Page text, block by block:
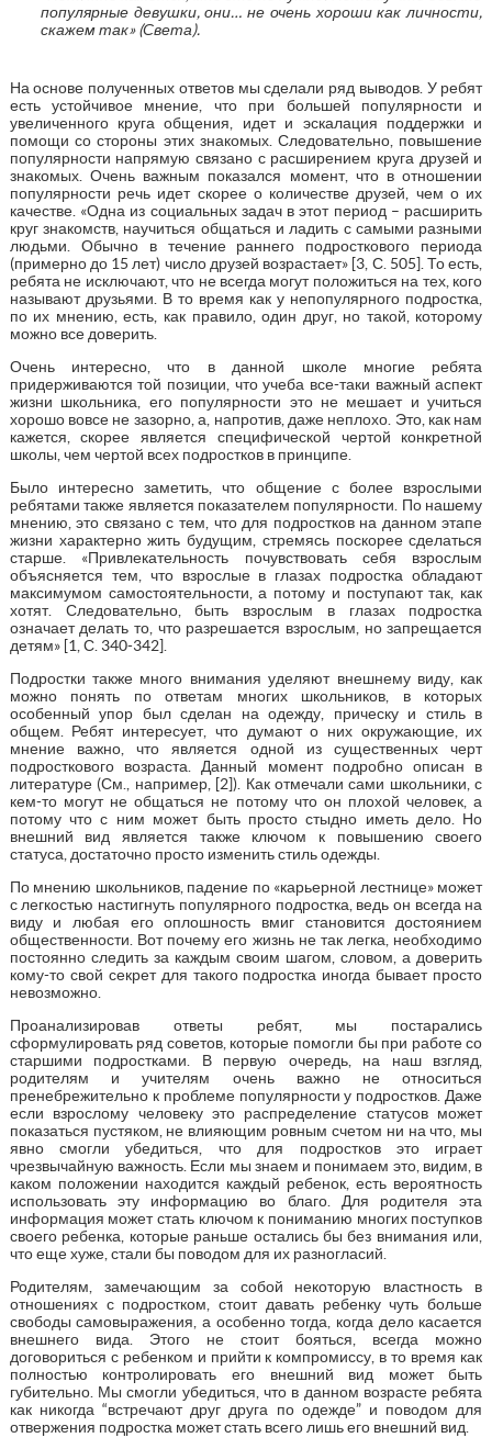
популярные девушки, они… не очень хороши как личности,
скажем так» (Света).
На основе полученных ответов мы сделали ряд выводов. У ребят
есть устойчивое мнение, что при большей популярности и
увеличенного круга общения, идет и эскалация поддержки и
помощи со стороны этих знакомых. Следовательно, повышение
популярности напрямую связано с расширением круга друзей и
знакомых. Очень важным показался момент, что в отношении
популярности речь идет скорее о количестве друзей, чем о их
качестве. «Одна из социальных задач в этот период – расширить
круг знакомств, научиться общаться и ладить с самыми разными
людьми. Обычно в течение раннего подросткового периода
(примерно до 15 лет) число друзей возрастает» [3, С. 505]. То есть,
ребята не исключают, что не всегда могут положиться на тех, кого
называют друзьями. В то время как у непопулярного подростка,
по их мнению, есть, как правило, один друг, но такой, которому
можно все доверить.
Очень интересно, что в данной школе многие ребята
придерживаются той позиции, что учеба все-таки важный аспект
жизни школьника, его популярности это не мешает и учиться
хорошо вовсе не зазорно, а, напротив, даже неплохо. Это, как нам
кажется, скорее является специфической чертой конкретной
школы, чем чертой всех подростков в принципе.
Было интересно заметить, что общение с более взрослыми
ребятами также является показателем популярности. По нашему
мнению, это связано с тем, что для подростков на данном этапе
жизни характерно жить будущим, стремясь поскорее сделаться
старше. «Привлекательность почувствовать себя взрослым
объясняется тем, что взрослые в глазах подростка обладают
максимумом самостоятельности, а потому и поступают так, как
хотят. Следовательно, быть взрослым в глазах подростка
означает делать то, что разрешается взрослым, но запрещается
детям» [1, С. 340-342].
Подростки также много внимания уделяют внешнему виду, как
можно понять по ответам многих школьников, в которых
особенный упор был сделан на одежду, прическу и стиль в
общем. Ребят интересует, что думают о них окружающие, их
мнение важно, что является одной из существенных черт
подросткового возраста. Данный момент подробно описан в
литературе (См., например, [2]). Как отмечали сами школьники, с
кем-то могут не общаться не потому что он плохой человек, а
потому что с ним может быть просто стыдно иметь дело. Но
внешний вид является также ключом к повышению своего
статуса, достаточно просто изменить стиль одежды.
По мнению школьников, падение по «карьерной лестнице» может
с легкостью настигнуть популярного подростка, ведь он всегда на
виду и любая его оплошность вмиг становится достоянием
общественности. Вот почему его жизнь не так легка, необходимо
постоянно следить за каждым своим шагом, словом, а доверить
кому-то свой секрет для такого подростка иногда бывает просто
невозможно.
Проанализировав ответы ребят, мы постарались
сформулировать ряд советов, которые помогли бы при работе со
старшими подростками. В первую очередь, на наш взгляд,
родителям и учителям очень важно не относиться
пренебрежительно к проблеме популярности у подростков. Даже
если взрослому человеку это распределение статусов может
показаться пустяком, не влияющим ровным счетом ни на что, мы
явно смогли убедиться, что для подростков это играет
чрезвычайную важность. Если мы знаем и понимаем это, видим, в
каком положении находится каждый ребенок, есть вероятность
использовать эту информацию во благо. Для родителя эта
информация может стать ключом к пониманию многих поступков
своего ребенка, которые раньше остались бы без внимания или,
что еще хуже, стали бы поводом для их разногласий.
Родителям, замечающим за собой некоторую властность в
отношениях с подростком, стоит давать ребенку чуть больше
свободы самовыражения, а особенно тогда, когда дело касается
внешнего вида. Этого не стоит бояться, всегда можно
договориться с ребенком и прийти к компромиссу, в то время как
полностью контролировать его внешний вид может быть
губительно. Мы смогли убедиться, что в данном возрасте ребята
как никогда “встречают друг друга по одежде” и поводом для
отвержения подростка может стать всего лишь его внешний вид.